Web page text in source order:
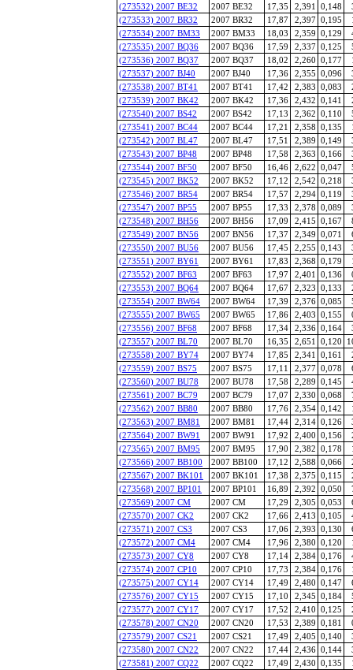
(273532) 2007 BE32
2007 BE32 17,35 2,391 0,148
(273533) 2007 BR32
2007 BR32 17,87 2,397 0,195
(273534) 2007 BM33
2007 BM33 18,03 2,359 0,129
(273535) 2007 BQ36
2007 BQ36 17,59 2,337 0,125
(273536) 2007 BQ37
2007 BQ37 18,02 2,260 0,177
(273537) 2007 BJ40
2007 BJ40 17,36 2,355 0,096
(273538) 2007 BT41
2007 BT41 17,42 2,383 0,083
(273539) 2007 BK42
2007 BK42 17,36 2,432 0,141
(273540) 2007 BS42
2007 BS42 17,13 2,362 0,110
(273541) 2007 BC44
2007 BC44 17,21 2,358 0,135
(273542) 2007 BL47
2007 BL47 17,51 2,389 0,149
(273543) 2007 BP48
2007 BP48 17,58 2,363 0,166
(273544) 2007 BF50
2007 BF50 16,46 2,622 0,047
(273545) 2007 BK52
2007 BK52 17,12 2,542 0,218
(273546) 2007 BR54
2007 BR54 17,57 2,294 0,119
(273547) 2007 BP55
2007 BP55 17,33 2,378 0,089
(273548) 2007 BH56
2007 BH56 17,09 2,415 0,167
(273549) 2007 BN56
2007 BN56 17,37 2,349 0,071
(273550) 2007 BU56
2007 BU56 17,45 2,255 0,143
(273551) 2007 BY61
2007 BY61 17,83 2,368 0,179
(273552) 2007 BF63
2007 BF63 17,97 2,401 0,136
(273553) 2007 BQ64
2007 BQ64 17,67 2,323 0,133
(273554) 2007 BW64
2007 BW64 17,39 2,376 0,085
(273555) 2007 BW65
2007 BW65 17,86 2,403 0,155
(273556) 2007 BF68
2007 BF68 17,34 2,336 0,164
(273557) 2007 BL70
2007 BL70 16,35 2,651 0,120
(273558) 2007 BY74
2007 BY74 17,85 2,341 0,161
(273559) 2007 BS75
2007 BS75 17,11 2,377 0,078
(273560) 2007 BU78
2007 BU78 17,58 2,289 0,145
(273561) 2007 BC79
2007 BC79 17,07 2,330 0,068
(273562) 2007 BB80
2007 BB80 17,76 2,354 0,142
(273563) 2007 BM81
2007 BM81 17,44 2,314 0,126
(273564) 2007 BW91
2007 BW91 17,92 2,400 0,156
(273565) 2007 BM95
2007 BM95 17,90 2,382 0,178
(273566) 2007 BB100
2007 BB100 17,12 2,588 0,066
(273567) 2007 BK101
2007 BK101 17,38 2,375 0,115
(273568) 2007 BP101
2007 BP101 16,89 2,392 0,050
(273569) 2007 CM
2007 CM 17,29 2,305 0,053
(273570) 2007 CK2
2007 CK2 17,66 2,413 0,105
(273571) 2007 CS3
2007 CS3 17,06 2,393 0,130
(273572) 2007 CM4
2007 CM4 17,96 2,380 0,120
(273573) 2007 CY8
2007 CY8 17,14 2,384 0,176
(273574) 2007 CP10
2007 CP10 17,73 2,384 0,176
(273575) 2007 CY14
2007 CY14 17,49 2,480 0,147
(273576) 2007 CY15
2007 CY15 17,10 2,345 0,184
(273577) 2007 CY17
2007 CY17 17,52 2,410 0,125
(273578) 2007 CN20
2007 CN20 17,53 2,389 0,181
(273579) 2007 CS21
2007 CS21 17,49 2,405 0,140
(273580) 2007 CN22
2007 CN22 17,44 2,436 0,144
(273581) 2007 CQ22
2007 CQ22 17,49 2,430 0,135